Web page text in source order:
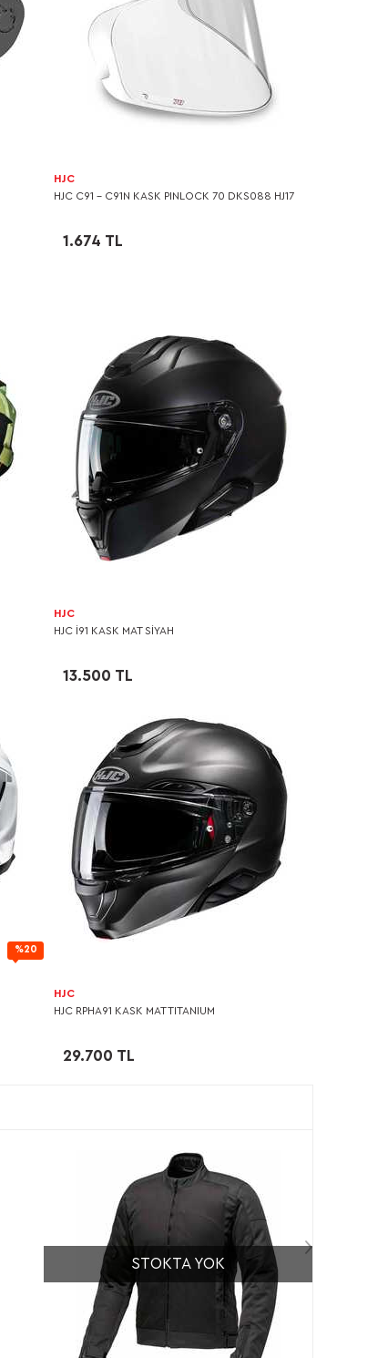
HJC
HJC C91 - C91N KASK PINLOCK 70 DKS088 HJ17
1.674 TL
HJC
HJC I91 KASK MAT SİYAH
13.500 TL
%20
HJC
HJC RPHA91 KASK MAT TITANIUM
29.700 TL
STOKTA YOK